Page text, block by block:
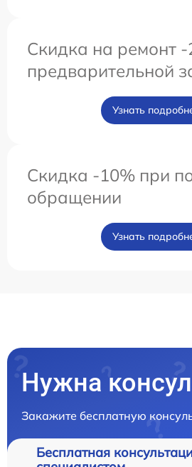
Скидка на ремонт -
предварительной
Узнать
Скидка -10% при
обращении
Узнать
Нужна
Закажите бесплатную
Бесплатная